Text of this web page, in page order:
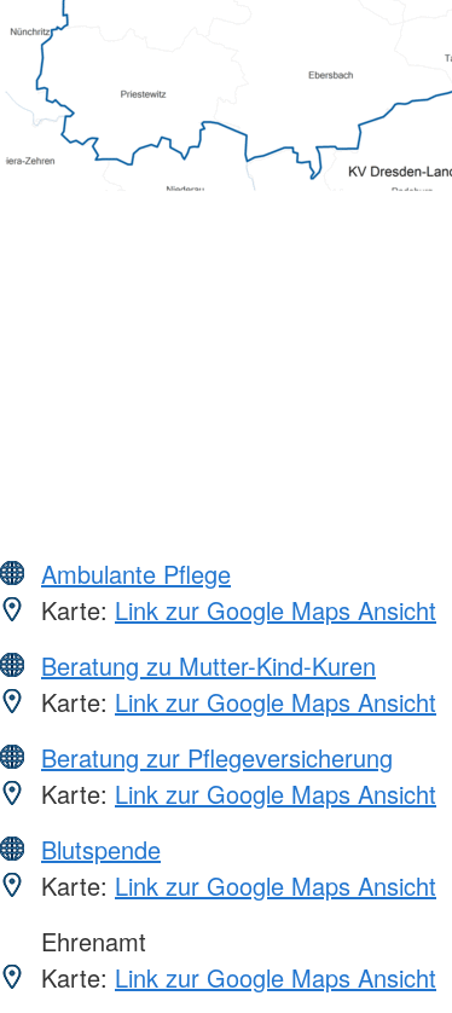
Ambulante Pflege
Karte: Link zur Google Maps Ansicht
Beratung zu Mutter-Kind-Kuren
Karte: Link zur Google Maps Ansicht
Beratung zur Pflegeversicherung
Karte: Link zur Google Maps Ansicht
Blutspende
Karte: Link zur Google Maps Ansicht
Ehrenamt
Karte: Link zur Google Maps Ansicht